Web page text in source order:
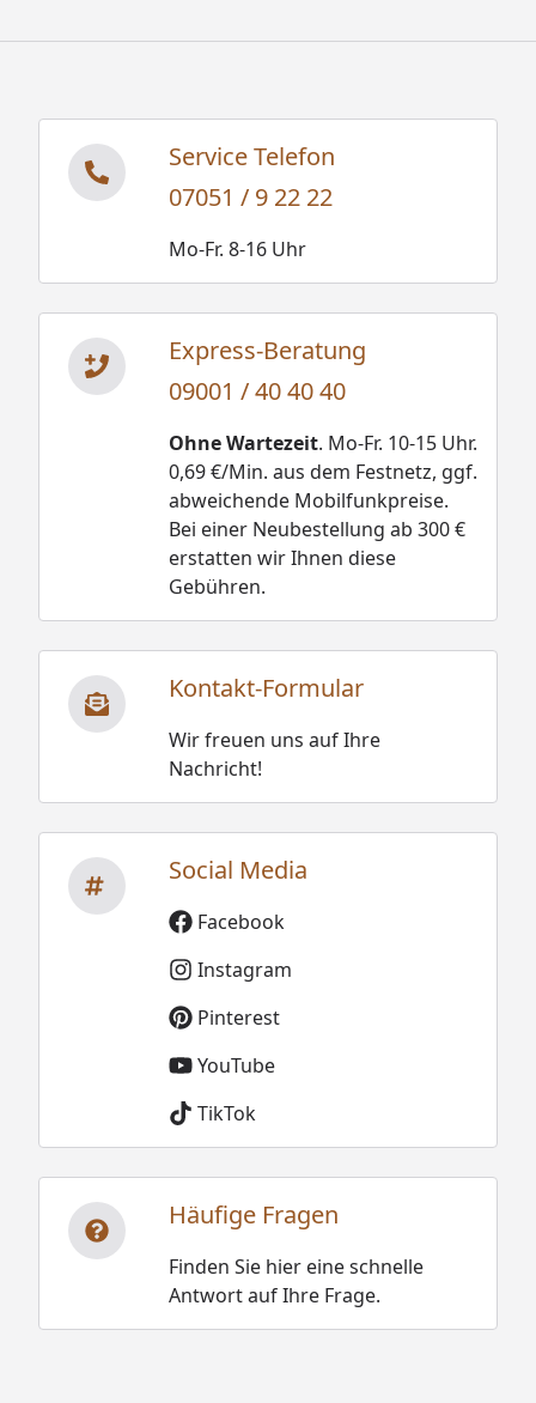
Service Telefon
07051 / 9 22 22
Mo-Fr. 8-16 Uhr
Express-Beratung
09001 / 40 40 40
Ohne Wartezeit. Mo-Fr. 10-15 Uhr.
0,69 €/Min. aus dem Festnetz, ggf.
abweichende Mobilfunkpreise.
Bei einer Neubestellung ab 300 €
erstatten wir Ihnen diese
Gebühren.
Kontakt-Formular
Wir freuen uns auf Ihre
Nachricht!
Social Media
Facebook
Instagram
Pinterest
YouTube
TikTok
Häufige Fragen
Finden Sie hier eine schnelle
Antwort auf Ihre Frage.